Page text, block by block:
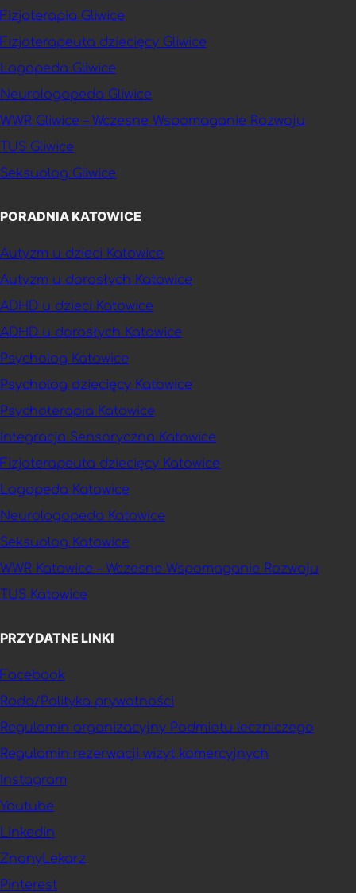
Fizjoterapia Gliwice
Fizjoterapeuta dziecięcy Gliwice
Logopeda Gliwice
Neurologopeda Gliwice
WWR Gliwice – Wczesne Wspomaganie Rozwoju
TUS Gliwice
Seksuolog Gliwice
PORADNIA KATOWICE
Autyzm u dzieci Katowice
Autyzm u dorosłych Katowice
ADHD u dzieci Katowice
ADHD u dorosłych Katowice
Psycholog Katowice
Psycholog dziecięcy Katowice
Psychoterapia Katowice
Integracja Sensoryczna Katowice
Fizjoterapeuta dziecięcy Katowice
Logopeda Katowice
Neurologopeda Katowice
Seksuolog Katowice
WWR Katowice – Wczesne Wspomaganie Rozwoju
TUS Katowice
PRZYDATNE LINKI
Facebook
Rodo/Polityka prywatności
Regulamin organizacyjny Podmiotu leczniczego
Regulamin rezerwacji wizyt komercyjnych
Instagram
Youtube
Linkedin
ZnanyLekarz
Pinterest